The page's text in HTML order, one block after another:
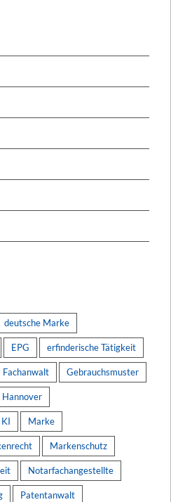
deutsche Marke
EPG erfinderische Tätigkeit
Fachanwalt Gebrauchsmuster
Hannover
KI Marke
Markenschutz
Notarfachangestellte
Patentanwalt